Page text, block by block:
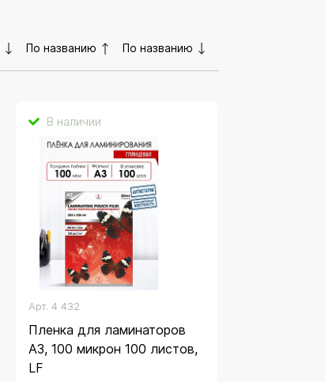
По названию По названию
В наличии
Арт.4 432
Пленка для ламинаторов
А3, 100 микрон 100 листов,
LF